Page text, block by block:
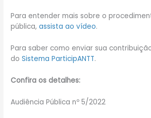
Para entender mais sobre o
pública,assista ao vídeo.
Para saber como enviar sua
doSistema ParticipANTT.
Confira os detalhes:
Audiência Pública nº 5/2022